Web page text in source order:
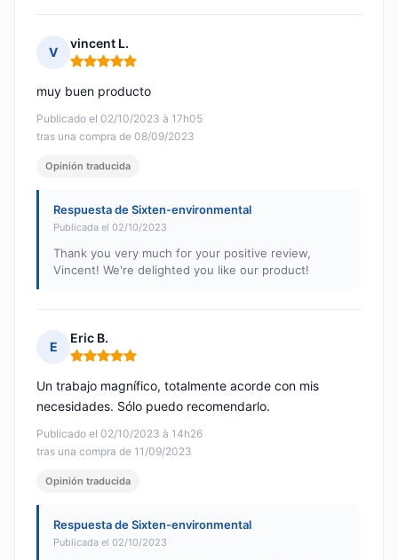
V
vincent L.
Nota: 5 de 5
Publicado el 02/10/2023 à 17h05
tras una compra de 08/09/2023
muy buen producto
Opinión traducida
Respuesta de Sixten-environmental
Publicada el 02/10/2023
Thank you very much for your positive review,
Vincent! We're delighted you like our product!
E
Eric B.
Nota: 5 de 5
Publicado el 02/10/2023 à 14h26
tras una compra de 11/09/2023
Un trabajo magnífico, totalmente acorde con mis
necesidades. Sólo puedo recomendarlo.
Opinión traducida
Respuesta de Sixten-environmental
Publicada el 02/10/2023